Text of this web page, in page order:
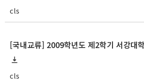
cls
[국내교류] 2009학년도 제2학기 서강대
cls